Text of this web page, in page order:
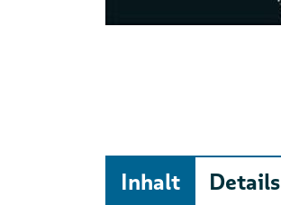
Inhalt Details